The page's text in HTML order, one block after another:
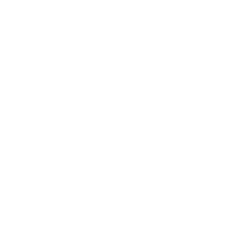
です。
ず変更すること